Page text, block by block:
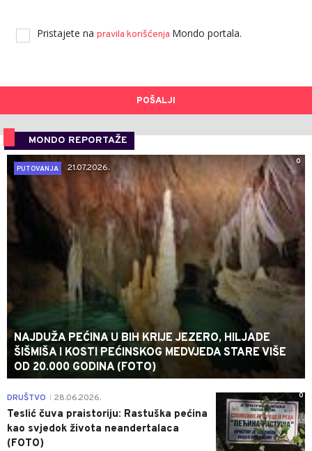
Pristajete na pravila korišćenja Mondo portala.
POŠALJI
MONDO REPORTAŽE
0
PUTOVANJA
21.07.2026.
NAJDUŽA PEĆINA U BIH KRIJE JEZERO, HILJADE
ŠIŠMIŠA I KOSTI PEĆINSKOG MEDVJEDA STARE VIŠE
OD 20.000 GODINA (FOTO)
0
DRUŠTVO 28.06.2026.
Teslić čuva praistoriju: Rastuška pećina
kao svjedok života neandertalaca
(FOTO)